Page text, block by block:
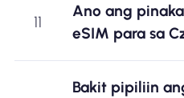
11
Ano ang
eSIM para sa
Bakit pipiliin